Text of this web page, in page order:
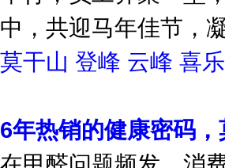
举行，员工齐聚一堂
中，共迎马年佳节，
莫干山 登峰 云峰 喜
6年热销的健康密码